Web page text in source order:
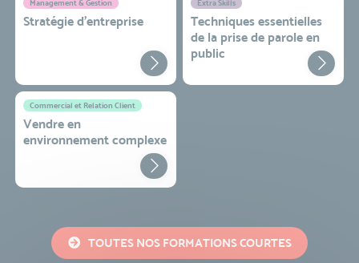
Management & Gestion
Stratégie d’entreprise
Extra Skills
Techniques essentielles
de la prise de parole en
public
Commercial et Relation Client
Vendre en
environnement complexe
TOUTES NOS FORMATIONS COURTES